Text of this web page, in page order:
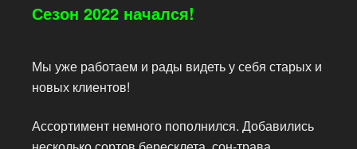
Сезон 2022 начался!
Мы уже работаем и рады видеть у себя старых и
новых клиентов!
Ассортимент немного пополнился. Добавились